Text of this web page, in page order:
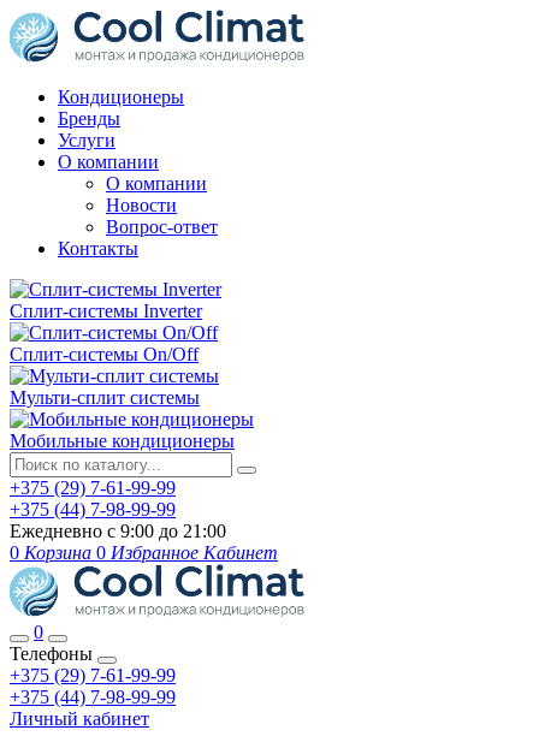
Кондиционеры
Бренды
Услуги
О компании
О компании
Новости
Вопрос-ответ
Контакты
Сплит-системы Inverter
Сплит-системы On/Off
Мульти-сплит системы
Мобильные кондиционеры
+375 (29) 7-61-99-99
+375 (44) 7-98-99-99
Ежедневно с 9:00 до 21:00
0 Корзина 0 Избранное Кабинет
0
Телефоны
+375 (29) 7-61-99-99
+375 (44) 7-98-99-99
Личный кабинет